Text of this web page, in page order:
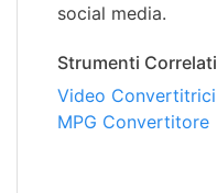
social media.
Strumenti Correlati
Video Convertitrici
MPG Convertitore